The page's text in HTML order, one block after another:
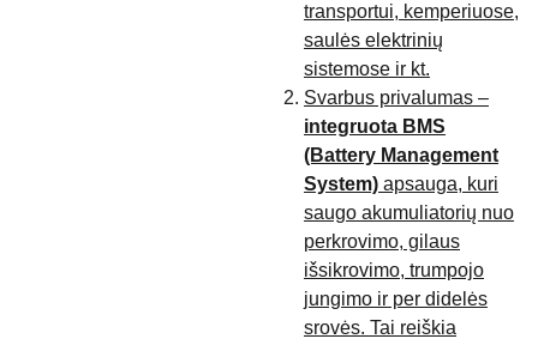
transportui, kemperiuose,
saulės elektrinių
sistemose ir kt.
Svarbus privalumas –
integruota BMS
(Battery Management
System) apsauga, kuri
saugo akumuliatorių nuo
perkrovimo, gilaus
išsikrovimo, trumpojo
jungimo ir per didelės
srovės. Tai reiškia